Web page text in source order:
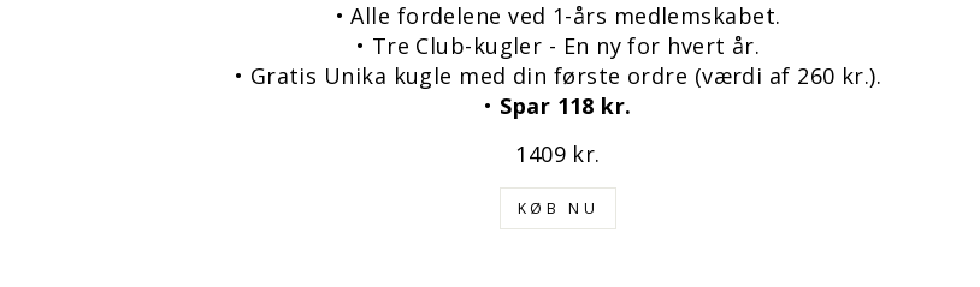
• Alle fordelene ved 1-års medlemskabet.
• Tre Club-kugler - En ny for hvert år.
• Gratis Unika kugle med din første ordre (værdi af 260 kr.).
• Spar 118 kr.
1409 kr.
KØB NU